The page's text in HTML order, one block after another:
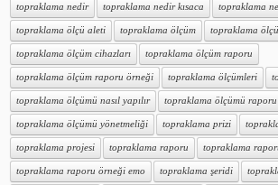
topraklama nedir topraklama nedir kısaca topraklama
topraklama ölçü aleti topraklama ölçüm topraklama
topraklama ölçüm cihazları topraklama ölçüm raporu
topraklama ölçüm raporu örneği topraklama ölçümleri
topraklama ölçümü nasıl yapılır topraklama ölçümü raporu
topraklama ölçümü yönetmeliği topraklama prizi
topraklama projesi topraklama raporu topraklama
topraklama raporu örneği emo topraklama şeridi